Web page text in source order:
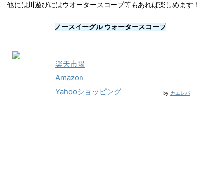
他には川遊びにはウオータースコープ等もあれば楽しめます！
ノースイーグル ウォータースコープ
楽天市場
Amazon
Yahooショッピング
by カエレバ